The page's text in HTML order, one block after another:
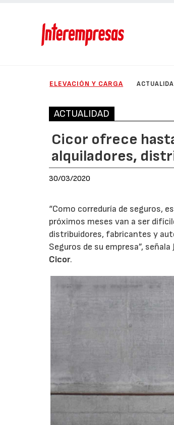
ELEVACIÓN Y CARGA
ACTUALIDAD
Cicor ofrece
alquiladores,
30/03/2020
“Como correduría de seguros,
próximos meses van a ser
distribuidores, fabricantes y
Seguros de su empresa”,
Cicor.